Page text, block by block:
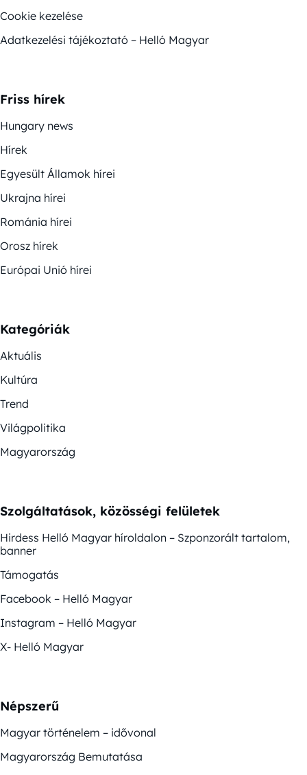
Cookie kezelése
Adatkezelési tájékoztató – Helló Magyar
Friss hírek
Hungary news
Hírek
Egyesült Államok hírei
Ukrajna hírei
Románia hírei
Orosz hírek
Európai Unió hírei
Kategóriák
Aktuális
Kultúra
Trend
Világpolitika
Magyarország
Szolgáltatások, közösségi felületek
Hirdess Helló Magyar híroldalon – Szponzorált tartalom,
banner
Támogatás
Facebook – Helló Magyar
Instagram – Helló Magyar
X- Helló Magyar
Népszerű
Magyar történelem – idővonal
Magyarország Bemutatása